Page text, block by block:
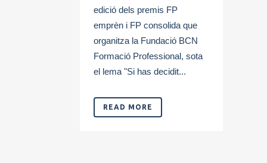
edició dels premis FP
emprèn i FP consolida que
organitza la Fundació BCN
Formació Professional, sota
el lema "Si has decidit...
READ MORE